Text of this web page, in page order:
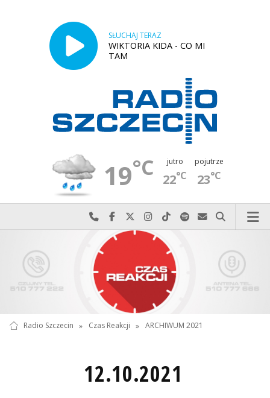
SŁUCHAJ TERAZ
WIKTORIA KIDA - CO MI
TAM
19°C jutro
22°C
pojutrze
23°C
Najlepiej po prostu do nas zadzwoń
Odwiedź nas na Facebook-u
Odwiedź nas na X
Odwiedź nas na Instagram-ie
Odwiedź nas na TikTok-u
Szukaj nas na Spotify
Wyślij do nas
Szukaj
Radio Szczecin » Czas Reakcji » ARCHIWUM 2021
12.10.2021